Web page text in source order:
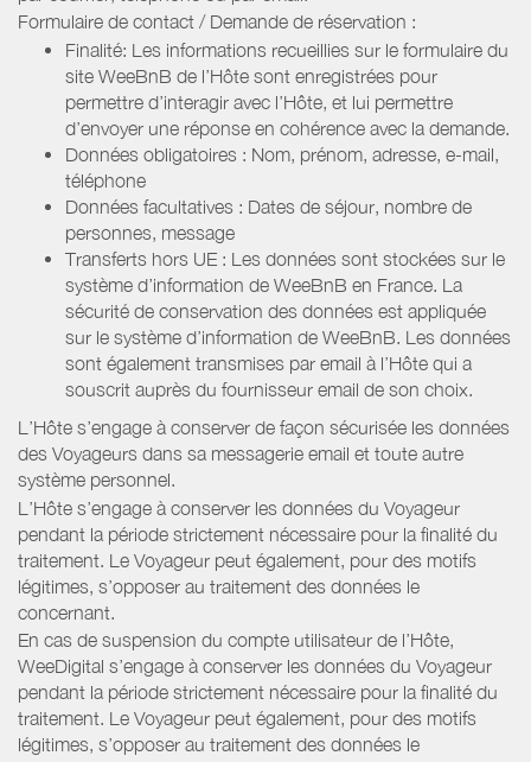
Formulaire de contact / Demande de réservation :
Finalité: Les informations recueillies sur le formulaire du
site WeeBnB de l’Hôte sont enregistrées pour
permettre d’interagir avec l’Hôte, et lui permettre
d’envoyer une réponse en cohérence avec la demande.
Données obligatoires : Nom, prénom, adresse, e-mail,
téléphone
Données facultatives : Dates de séjour, nombre de
personnes, message
Transferts hors UE : Les données sont stockées sur le
système d’information de WeeBnB en France. La
sécurité de conservation des données est appliquée
sur le système d’information de WeeBnB. Les données
sont également transmises par email à l’Hôte qui a
souscrit auprès du fournisseur email de son choix.
L’Hôte s’engage à conserver de façon sécurisée les données
des Voyageurs dans sa messagerie email et toute autre
système personnel.
L’Hôte s’engage à conserver les données du Voyageur
pendant la période strictement nécessaire pour la finalité du
traitement. Le Voyageur peut également, pour des motifs
légitimes, s’opposer au traitement des données le
concernant.
En cas de suspension du compte utilisateur de l’Hôte,
WeeDigital s’engage à conserver les données du Voyageur
pendant la période strictement nécessaire pour la finalité du
traitement. Le Voyageur peut également, pour des motifs
légitimes, s’opposer au traitement des données le